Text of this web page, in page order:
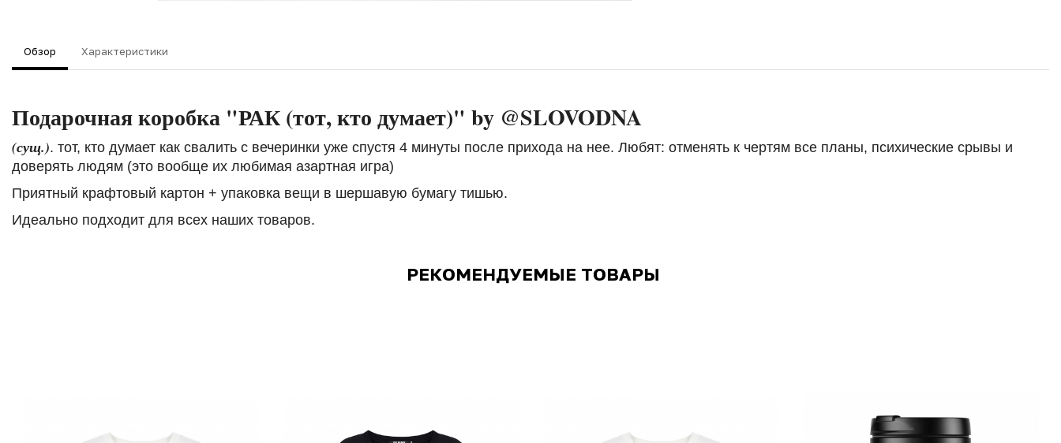
Обзор Характеристики
Подарочная коробка "РАК (тот, кто думает)" by @SLOVODNA
(сущ.). тот, кто думает как свалить с вечеринки уже спустя 4 минуты после прихода на нее. Любят: отменять к чертям все планы, психические срывы и
доверять людям (это вообще их любимая азартная игра)
Приятный крафтовый картон + упаковка вещи в шершавую бумагу тишью.
Идеально подходит для всех наших товаров.
РЕКОМЕНДУЕМЫЕ ТОВАРЫ